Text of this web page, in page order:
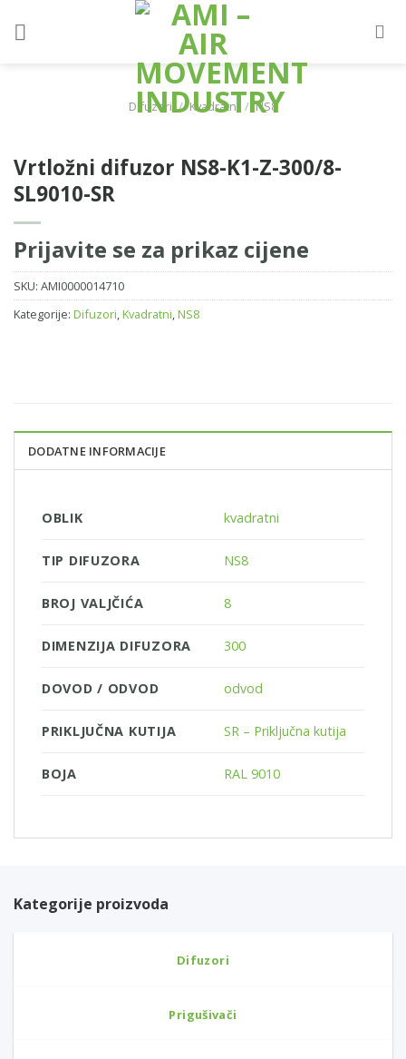
Difuzori / Kvadratni / NS8
Vrtložni difuzor NS8-K1-Z-300/8-
SL9010-SR
Prijavite se za prikaz cijene
SKU: AMI0000014710
Kategorije: Difuzori, Kvadratni, NS8
DODATNE INFORMACIJE
OBLIK kvadratni
TIP DIFUZORA NS8
BROJ VALJČIĆA 8
DIMENZIJA DIFUZORA 300
DOVOD / ODVOD odvod
PRIKLJUČNA KUTIJA SR – Priključna kutija
BOJA RAL 9010
Kategorije proizvoda
Difuzori
Prigušivači